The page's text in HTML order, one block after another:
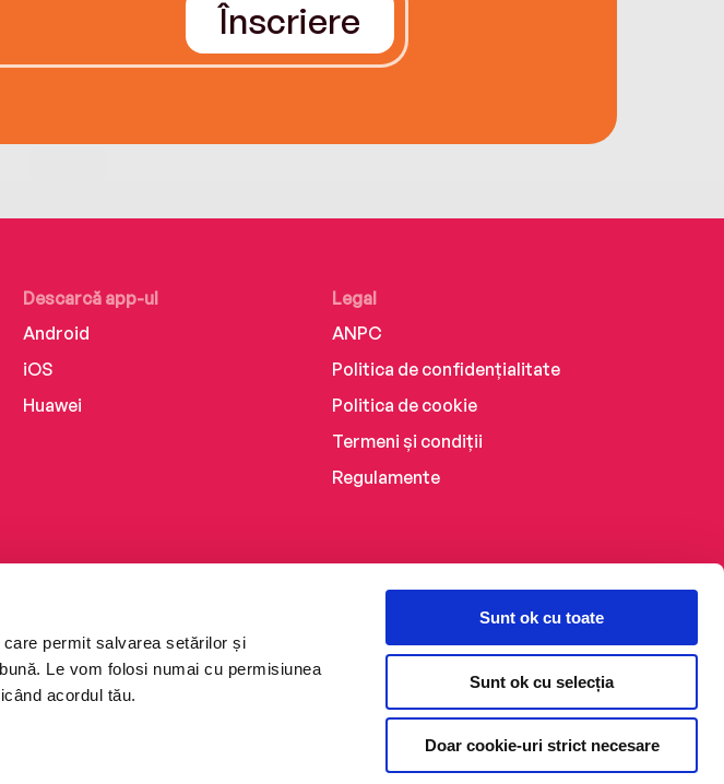
permit salvarea setărilor și
Le vom folosi numai cu permisiunea
acordul tău.
Sunt ok cu toate
Sunt ok cu selecția
Doar cookie-uri strict necesare
Înscriere
Descarcă app-ul
Android
iOS
Huawei
Legal
ANPC
Politica de confidențialitate
Politica de cookie
Termeni și condiții
Regulamente